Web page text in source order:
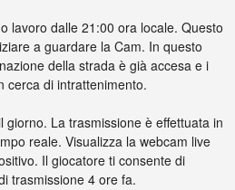
lavoro dalle 21:00 ora locale. Questo
a guardare la Cam. In questo
della strada è già accesa e i
cerca di intrattenimento.
giorno. La trasmissione è effettuata in
reale. Visualizza la webcam live
Il giocatore ti consente di
trasmissione 4 ore fa.